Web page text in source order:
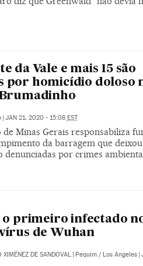
da Vale e mais 15 são
por homicídio doloso
JAN 21, 2020 - 15:08 EST
Minas Gerais responsabiliza
da barragem que
denunciadas por crimes
primeiro infectado
de Wuhan
XIMÉNEZ DE SANDOVAL Pequim / Los Angeles